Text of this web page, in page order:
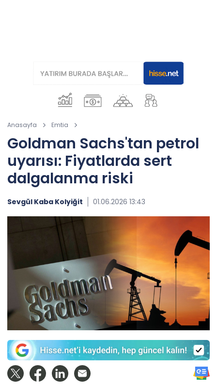
Anasayfa Emtia
Goldman Sachs'tan petrol
uyarısı: Fiyatlarda sert
dalgalanma riski
Sevgül Kaba Kolyiğit 01.06.2026 13:43